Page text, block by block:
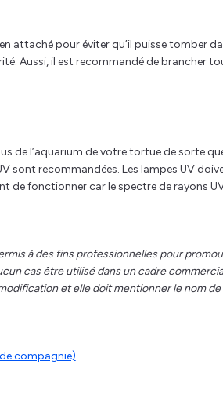
attaché pour éviter qu’il puisse tomber
Aussi, il est recommandé de brancher
de l’aquarium de votre tortue de sorte
sont recommandées. Les lampes UV
de fonctionner car le spectre de rayons
à des fins professionnelles pour
cas être utilisé dans un cadre
et elle doit mentionner le nom de
compagnie)